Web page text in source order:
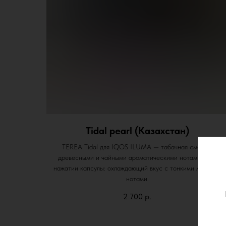
Tidal pearl (Казахстан)
TEREA Tidal для IQOS ILUMA — табачная смесь с
древесными и чайными ароматическими нотами. При
нажатии капсулы: охлаждающий вкус с тонкими мятными
нотами.
2 700 р.